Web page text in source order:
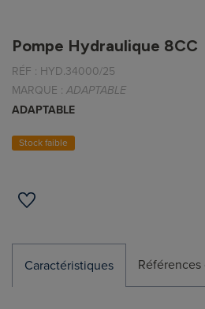
Pompe Hydraulique 8CC
RÉF : HYD.34000/25
MARQUE : ADAPTABLE
ADAPTABLE
Stock faible
Caractéristiques Références